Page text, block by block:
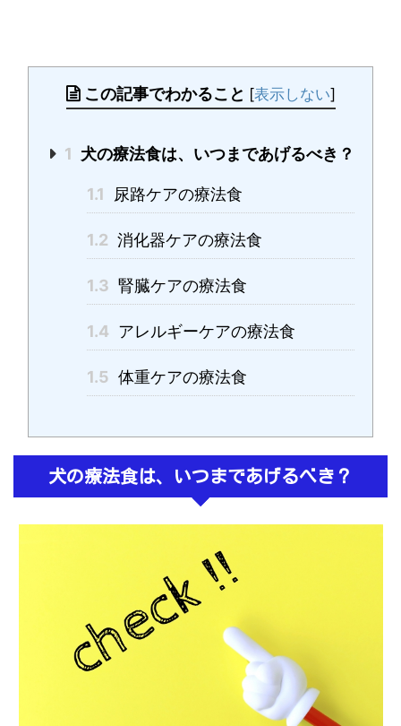
この記事でわかること [表示しない]
1 犬の療法食は、いつまであげるべき？
1.1 尿路ケアの療法食
1.2 消化器ケアの療法食
1.3 腎臓ケアの療法食
1.4 アレルギーケアの療法食
1.5 体重ケアの療法食
犬の療法食は、いつまであげるべき？